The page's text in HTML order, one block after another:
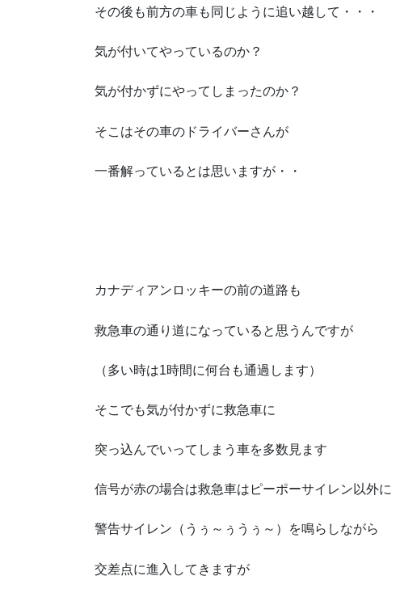
その後も前方の車も同じように追い越して・・・
気が付いてやっているのか？
気が付かずにやってしまったのか？
そこはその車のドライバーさんが
一番解っているとは思いますが・・
カナディアンロッキーの前の道路も
救急車の通り道になっていると思うんですが
（多い時は1時間に何台も通過します）
そこでも気が付かずに救急車に
突っ込んでいってしまう車を多数見ます
信号が赤の場合は救急車はピーポーサイレン以外に
警告サイレン（うぅ～ぅうぅ～）を鳴らしながら
交差点に進入してきますが